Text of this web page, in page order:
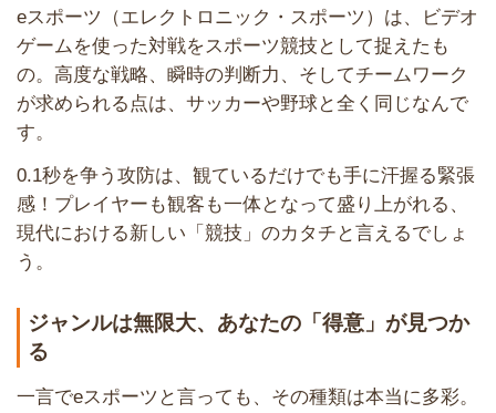
eスポーツ（エレクトロニック・スポーツ）は、ビデオ
ゲームを使った対戦をスポーツ競技として捉えたも
の。高度な戦略、瞬時の判断力、そしてチームワーク
が求められる点は、サッカーや野球と全く同じなんで
す。
0.1秒を争う攻防は、観ているだけでも手に汗握る緊張
感！プレイヤーも観客も一体となって盛り上がれる、
現代における新しい「競技」のカタチと言えるでしょ
う。
ジャンルは無限大、あなたの「得意」が見つか
る
一言でeスポーツと言っても、その種類は本当に多彩。